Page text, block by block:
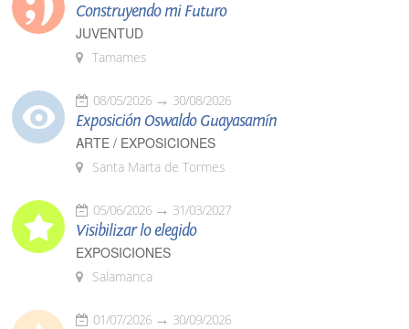
Construyendo mi Futuro
JUVENTUD
Tamames
08/05/2026 30/08/2026
Exposición Oswaldo Guayasamín
ARTE / EXPOSICIONES
Santa Marta de Tormes
05/06/2026 31/03/2027
Visibilizar lo elegido
EXPOSICIONES
Salamanca
01/07/2026 30/09/2026